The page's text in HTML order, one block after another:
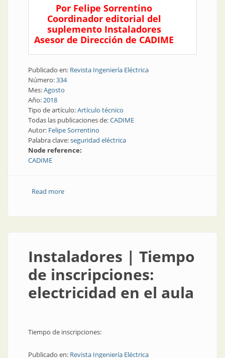
Por Felipe Sorrentino
Coordinador editorial del
suplemento Instaladores
Asesor de Dirección de CADIME
Publicado en: Revista Ingeniería Eléctrica
Número:334
Mes:Agosto
Año:2018
Tipo de artículo:Artículo técnico
Todas las publicaciones de:CADIME
Autor: Felipe Sorrentino
Palabra clave:seguridad eléctrica
Node reference:
CADIME
Read moreabout Opinión | La seguridad eléctrica en lugares
Instaladores | Tiempo
de inscripciones:
electricidad en el aula
Tiempo de inscripciones:
Publicado en: Revista Ingeniería Eléctrica